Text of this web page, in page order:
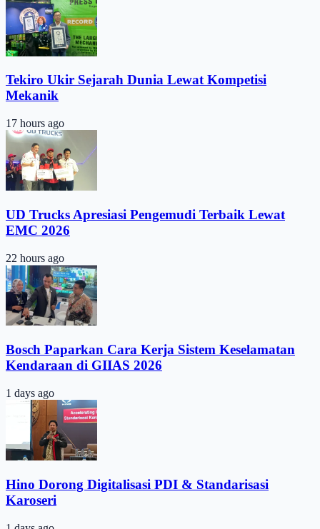
Tekiro Ukir Sejarah Dunia Lewat Kompetisi
Mekanik
17 hours ago
UD Trucks Apresiasi Pengemudi Terbaik Lewat
EMC 2026
22 hours ago
Bosch Paparkan Cara Kerja Sistem Keselamatan
Kendaraan di GIIAS 2026
1 days ago
Hino Dorong Digitalisasi PDI & Standarisasi
Karoseri